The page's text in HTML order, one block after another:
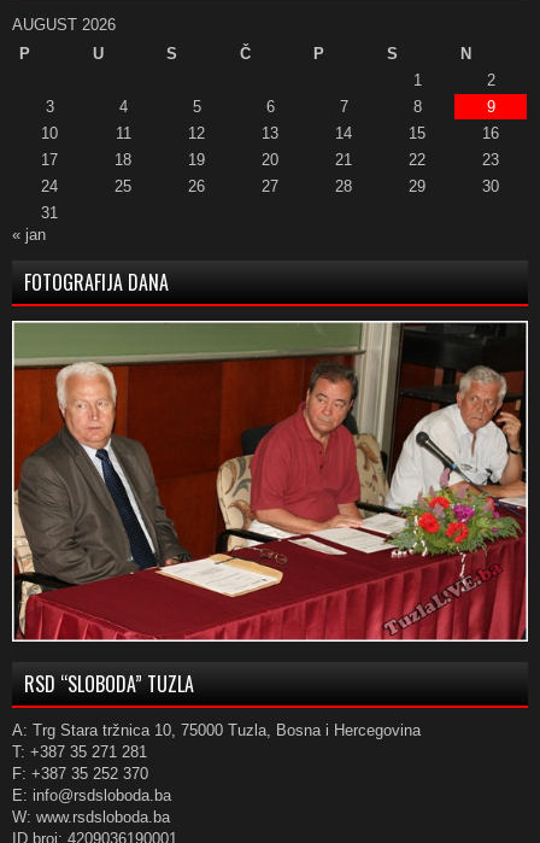
AUGUST 2026
P
U S Č P S
N
1
2
3
4 5 6 7 8
9
10
11 12 13 14 15
16
17
18 19 20 21 22
23
24
25 26 27 28 29
30
31
« jan
FOTOGRAFIJA DANA
RSD “SLOBODA” TUZLA
A: Trg Stara tržnica 10, 75000 Tuzla, Bosna i Hercegovina
T: +387 35 271 281
F: +387 35 252 370
E: info@rsdsloboda.ba
W: www.rsdsloboda.ba
ID broj: 4209036190001